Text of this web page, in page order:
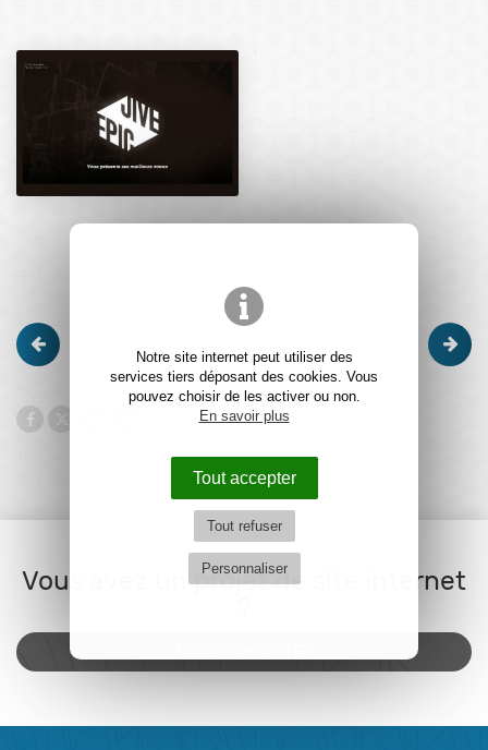
Notre site internet peut utiliser des
services tiers déposant des cookies. Vous
pouvez choisir de les activer ou non.
En savoir plus
Tout accepter
Tout refuser
Personnaliser
Vous avez un projet de site internet